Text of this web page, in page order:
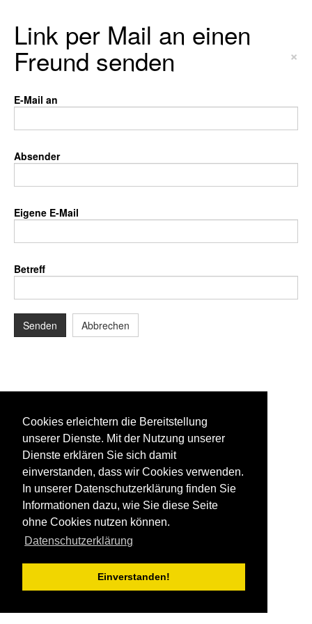
Cookies erleichtern die Bereitstellung
unserer Dienste. Mit der Nutzung unserer
Dienste erklären Sie sich damit
einverstanden, dass wir Cookies verwenden.
In unserer Datenschutzerklärung finden Sie
Informationen dazu, wie Sie diese Seite
ohne Cookies nutzen können.
Datenschutzerklärung
Einverstanden!
Link per Mail an einen
Freund senden ×
E-Mail an
Absender
Eigene E-Mail
Betreff
Senden Abbrechen